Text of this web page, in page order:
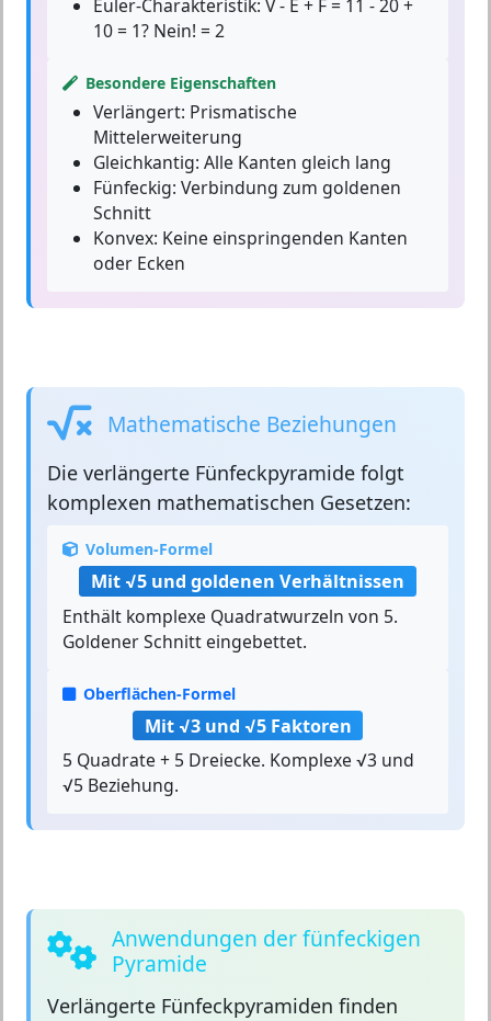
Euler-Charakteristik: V - E + F = 11 - 20 +
10 = 1? Nein! = 2
Besondere Eigenschaften
Verlängert: Prismatische
Mittelerweiterung
Gleichkantig: Alle Kanten gleich lang
Fünfeckig: Verbindung zum goldenen
Schnitt
Konvex: Keine einspringenden Kanten
oder Ecken
Mathematische Beziehungen
Die verlängerte Fünfeckpyramide folgt
komplexen mathematischen Gesetzen:
Volumen-Formel
Mit √5 und goldenen Verhältnissen
Enthält komplexe Quadratwurzeln von 5.
Goldener Schnitt eingebettet.
Oberflächen-Formel
Mit √3 und √5 Faktoren
5 Quadrate + 5 Dreiecke. Komplexe √3 und
√5 Beziehung.
Anwendungen der fünfeckigen
Pyramide
Verlängerte Fünfeckpyramiden finden